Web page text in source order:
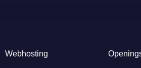
Webhosting